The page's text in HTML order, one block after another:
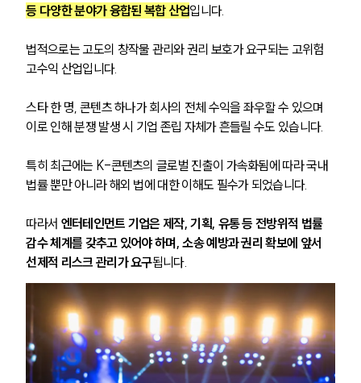
등 다양한 분야가 융합된 복합 산업입니다.
법적으로는 고도의 창작물 관리와 권리 보호가 요구되는 고위험
고수익 산업입니다.
스타 한 명, 콘텐츠 하나가 회사의 전체 수익을 좌우할 수 있으며
이로 인해 분쟁 발생 시 기업 존립 자체가 흔들릴 수도 있습니다.
특히 최근에는 K-콘텐츠의 글로벌 진출이 가속화됨에 따라 국내
법률 뿐만 아니라 해외 법에 대한 이해도 필수가 되었습니다.
따라서 엔터테인먼트 기업은 제작, 기획, 유통 등 전방위적 법률
감수 체계를 갖추고 있어야 하며, 소송 예방과 권리 확보에 앞서
선제적 리스크 관리가 요구됩니다.